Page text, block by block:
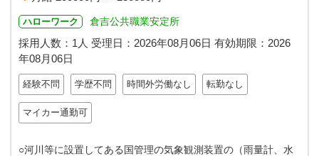
ハローワーク 倉吉公共職業安定所
採用人数：1人 受理日： 2026年08月06日 有効期限： 2026
年08月06日
経験不問 学歴不問 時間外労働なし 転勤なし
マイカー通勤可
○河川等に設置してある国管理の気象観測装置の（雨量計、水